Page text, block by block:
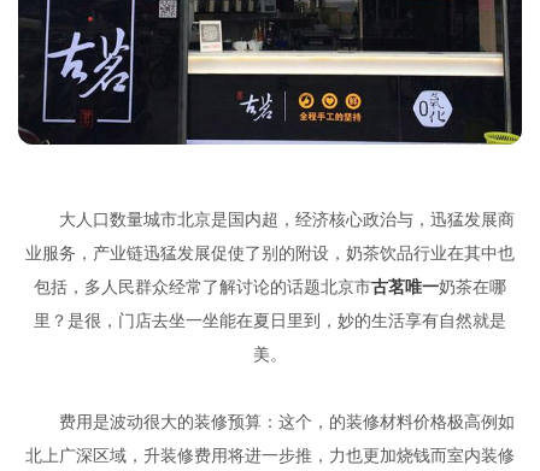
大人口数量城市北京是国内超，经济核心政治与，迅猛发展商
业服务，产业链迅猛发展促使了别的附设，奶茶饮品行业在其中也
包括，多人民群众经常了解讨论的话题北京市古茗唯一奶茶在哪
里？是很，门店去坐一坐能在夏日里到，妙的生活享有自然就是
美。
费用是波动很大的装修预算：这个，的装修材料价格极高例如
北上广深区域，升装修费用将进一步推，力也更加烧钱而室内装修